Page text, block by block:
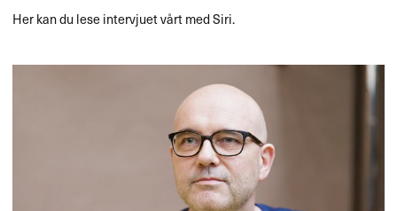
Her kan du lese intervjuet vårt med Siri.